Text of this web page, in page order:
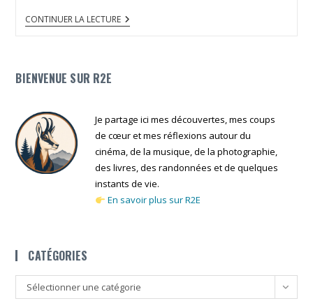
CONTINUER LA LECTUREPHOTOS
DU
BIENVENUE SUR R2E
Je partage ici mes découvertes, mes coups
de cœur et mes réflexions autour du
cinéma, de la musique, de la photographie,
des livres, des randonnées et de quelques
instants de vie.
En savoir plus sur R2E
CATÉGORIES
Catégories
Sélectionner une catégorie